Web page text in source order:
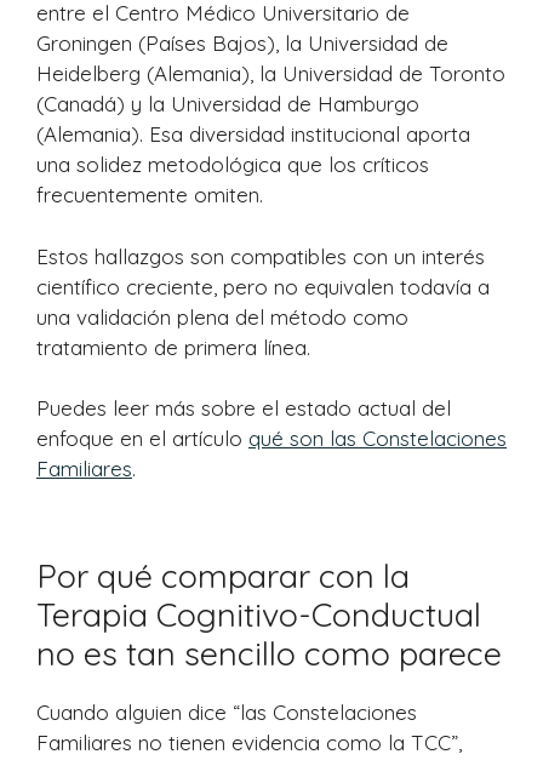
entre el Centro Médico Universitario de
Groningen (Países Bajos), la Universidad de
Heidelberg (Alemania), la Universidad de Toronto
(Canadá) y la Universidad de Hamburgo
(Alemania). Esa diversidad institucional aporta
una solidez metodológica que los críticos
frecuentemente omiten.
Estos hallazgos son compatibles con un interés
científico creciente, pero no equivalen todavía a
una validación plena del método como
tratamiento de primera línea.
Puedes leer más sobre el estado actual del
enfoque en el artículo qué son las Constelaciones
Familiares.
Por qué comparar con la
Terapia Cognitivo-Conductual
no es tan sencillo como parece
Cuando alguien dice “las Constelaciones
Familiares no tienen evidencia como la TCC”,